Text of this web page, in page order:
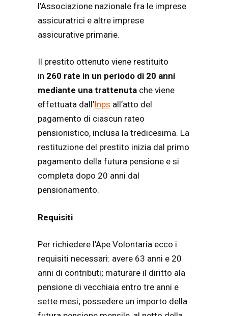
l’Associazione nazionale fra le imprese
assicuratrici e altre imprese
assicurative primarie.
Il prestito ottenuto viene restituito
in 260 rate in un periodo di 20 anni
mediante una trattenuta che viene
effettuata dall’Inps all’atto del
pagamento di ciascun rateo
pensionistico, inclusa la tredicesima. La
restituzione del prestito inizia dal primo
pagamento della futura pensione e si
completa dopo 20 anni dal
pensionamento.
Requisiti
Per richiedere l’Ape Volontaria ecco i
requisiti necessari: avere 63 anni e 20
anni di contributi; maturare il diritto ala
pensione di vecchiaia entro tre anni e
sette mesi; possedere un importo della